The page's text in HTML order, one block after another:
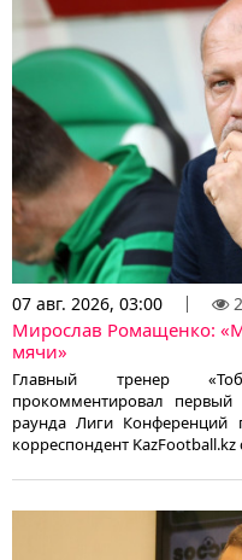
07 авг. 2026, 03:00
Мирослав Ромащенко:
мячи»
Главный тренер
прокомментировал первый
раунда Лиги Конференций
корреспондент